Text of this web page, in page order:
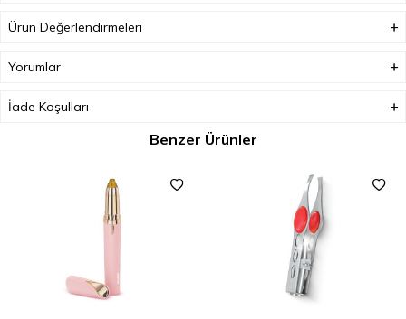
Ürün Değerlendirmeleri
Yorumlar
İade Koşulları
Benzer Ürünler